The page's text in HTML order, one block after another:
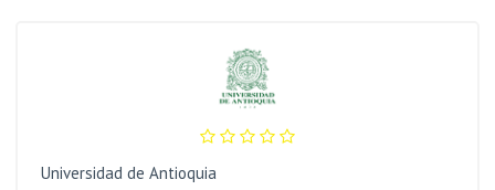
Universidad de Antioquia